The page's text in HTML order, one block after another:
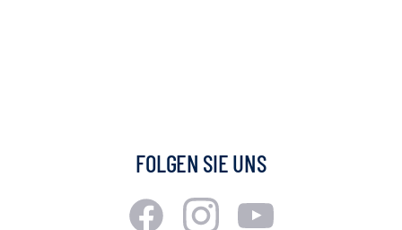
FOLGEN SIE UNS